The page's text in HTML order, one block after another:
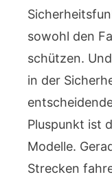
sowohl den
schützen.
in der
Pluspunkt ist
Modelle.
Strecken